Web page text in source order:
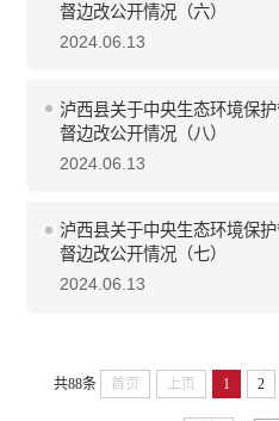
督边改公开情况（六）
2024.06.13
泸西县关于中央生态环境保
督边改公开情况（八）
2024.06.13
泸西县关于中央生态环境保
督边改公开情况（七）
2024.06.13
共88条 首页 上页 1 2